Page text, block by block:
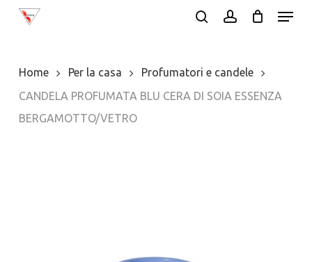
Skip
content
Menu
Home Per la casa
Profumatori e candele
CANDELA PROFUMATA BLU CERA DI SOIA ESSENZA
BERGAMOTTO/VETRO